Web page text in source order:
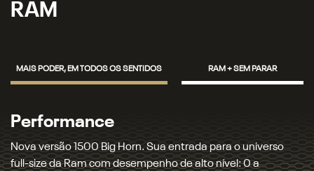
RAM
MAIS PODER, EM TODOS OS SENTIDOS RAM + SEM PARAR
Potência
Equipada com motor 3.0L Hurricane 6 Biturbo e tração 4x4
Auto, a 1500 entrega a maior potência e o maior torque